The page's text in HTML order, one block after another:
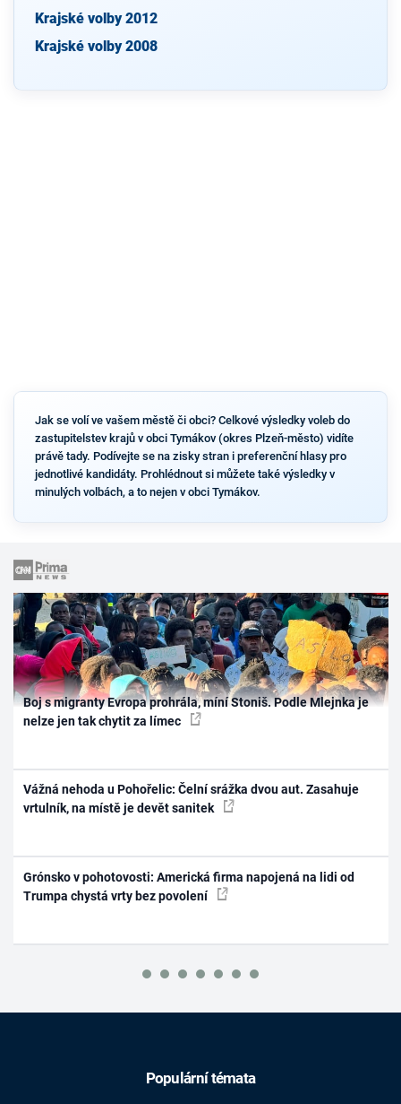
Krajské volby 2012
Krajské volby 2008
Jak se volí ve vašem městě či obci? Celkové výsledky voleb do
zastupitelstev krajů v obci Tymákov (okres Plzeň-město) vidíte
právě tady. Podívejte se na zisky stran i preferenční hlasy pro
jednotlivé kandidáty. Prohlédnout si můžete také výsledky v
minulých volbách, a to nejen v obci Tymákov.
Boj s migranty Evropa prohrála, míní Stoniš. Podle Mlejnka je
nelze jen tak chytit za límec
Vážná nehoda u Pohořelic: Čelní srážka dvou aut. Zasahuje
vrtulník, na místě je devět sanitek
Grónsko v pohotovosti: Americká firma napojená na lidi od
Trumpa chystá vrty bez povolení
Populární témata